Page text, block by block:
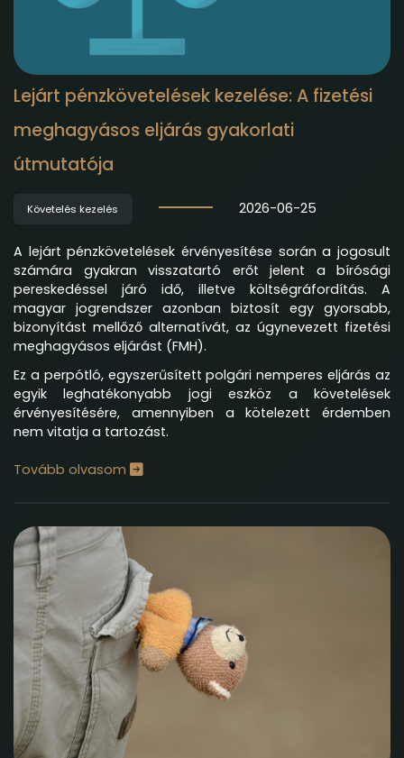
Lejárt pénzkövetelések kezelése: A fizetési
meghagyásos eljárás gyakorlati
útmutatója
Követelés kezelés 2026-06-25
A lejárt pénzkövetelések érvényesítése során a jogosult
számára gyakran visszatartó erőt jelent a bírósági
pereskedéssel járó idő, illetve költségráfordítás. A
magyar jogrendszer azonban biztosít egy gyorsabb,
bizonyítást mellőző alternatívát, az úgynevezett fizetési
meghagyásos eljárást (FMH).
Ez a perpótló, egyszerűsített polgári nemperes eljárás az
egyik leghatékonyabb jogi eszköz a követelések
érvényesítésére, amennyiben a kötelezett érdemben
nem vitatja a tartozást.
Tovább olvasom